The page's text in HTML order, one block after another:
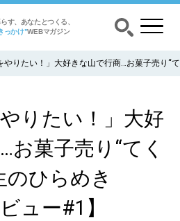
す、あなたとつくる、
っかけ”WEBマガジン
やりたい！」大好きな山で行商…お菓子売り“
りたい！」大好
お菓子売り“てく
のひらめき
ュー#1】